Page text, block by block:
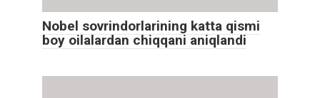
Nobel sovrindorlarining katta qismi
boy oilalardan chiqqani aniqlandi